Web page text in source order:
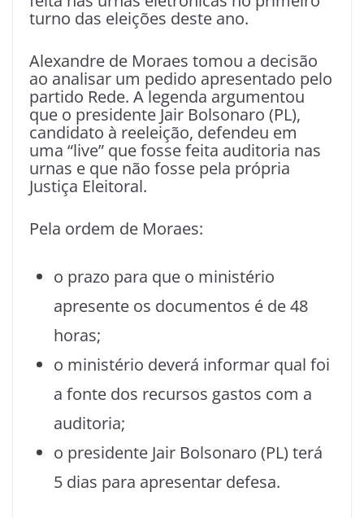
turno das eleições deste ano.
Alexandre de Moraes tomou a decisão
ao analisar um pedido apresentado pelo
partido Rede. A legenda argumentou
que o presidente Jair Bolsonaro (PL),
candidato à reeleição, defendeu em
uma “live” que fosse feita auditoria nas
urnas e que não fosse pela própria
Justiça Eleitoral.
Pela ordem de Moraes:
o prazo para que o ministério
apresente os documentos é de 48
horas;
o ministério deverá informar qual foi
a fonte dos recursos gastos com a
auditoria;
o presidente Jair Bolsonaro (PL) terá
5 dias para apresentar defesa.